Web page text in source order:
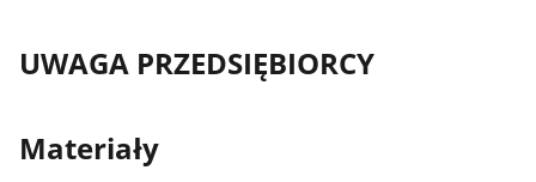
UWAGA PRZEDSIĘBIORCY
Materiały